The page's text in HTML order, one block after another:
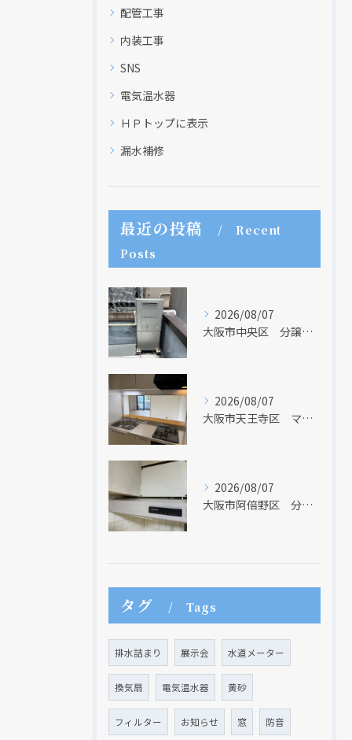
配管工事
内装工事
SNS
電気温水器
ＨＰトップに表示
漏水補修
最近の投稿
Recent
Posts
2026/08/07
大阪市中央区 分譲マンションの給湯器取替リフォーム工事 UV除菌機能搭載給湯器
2026/08/07
大阪市天王寺区 マンションのキッチン取替及び内装リフォーム工事 クリナップ
2026/08/07
大阪市阿倍野区 分譲マンションのレンジフード取替リフォーム工事 タカラスタンダード
タグ Tags
排水詰まり 展示会 水道メーター
換気扇 電気温水器 黄砂
フィルター お知らせ 窓 防音